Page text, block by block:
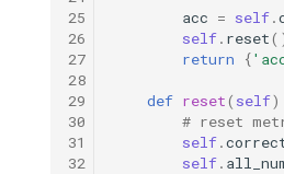
25
26
27
28
29
30
31
32
acc = self.
self. reset
return
{
def reset( self
# reset
self.
self.